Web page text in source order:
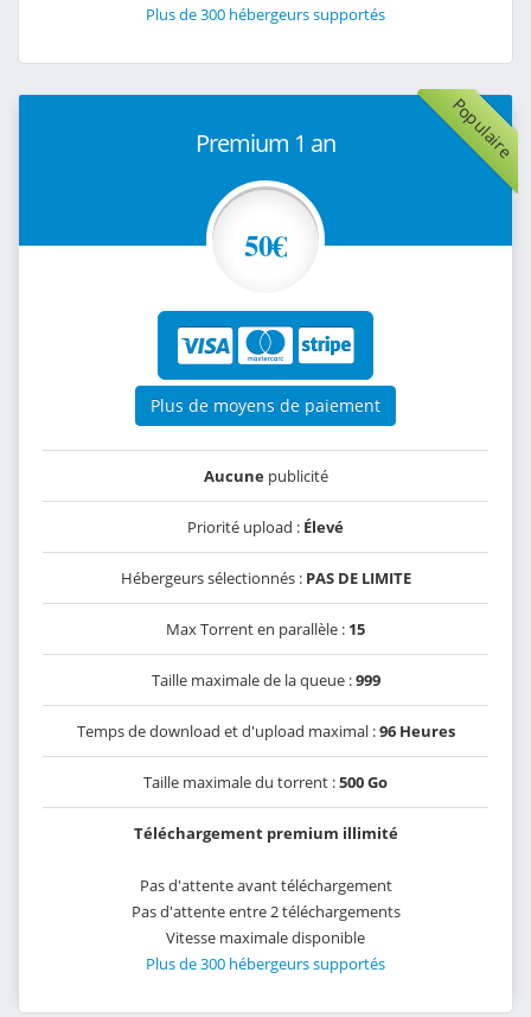
Plus de 300 hébergeurs supportés
Populaire
Premium 1 an
50€
Plus de moyens de paiement
Aucunepublicité
Priorité upload : Élevé
Hébergeurs sélectionnés : PAS DE LIMITE
Max Torrent en parallèle : 15
Taille maximale de la queue :999
Temps de download et d'upload maximal :96 Heures
Taille maximale du torrent :500 Go
Téléchargement premium illimité
Pas d'attente avant téléchargement
Pas d'attente entre 2 téléchargements
Vitesse maximale disponible
Plus de 300 hébergeurs supportés